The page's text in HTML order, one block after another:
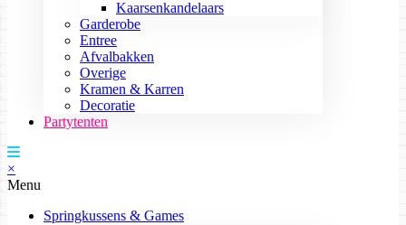
Kaarsenkandelaars
Garderobe
Entree
Afvalbakken
Overige
Kramen & Karren
Decoratie
Partytenten
×
Menu
Springkussens & Games